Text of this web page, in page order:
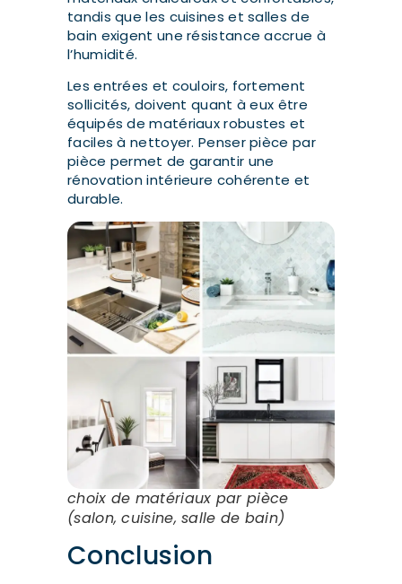
tandis que les cuisines et salles de
bain exigent une résistance accrue à
l’humidité.
Les entrées et couloirs, fortement
sollicités, doivent quant à eux être
équipés de matériaux robustes et
faciles à nettoyer. Penser pièce par
pièce permet de garantir une
rénovation intérieure cohérente et
durable.
choix de matériaux par pièce
(salon, cuisine, salle de bain)
Conclusion